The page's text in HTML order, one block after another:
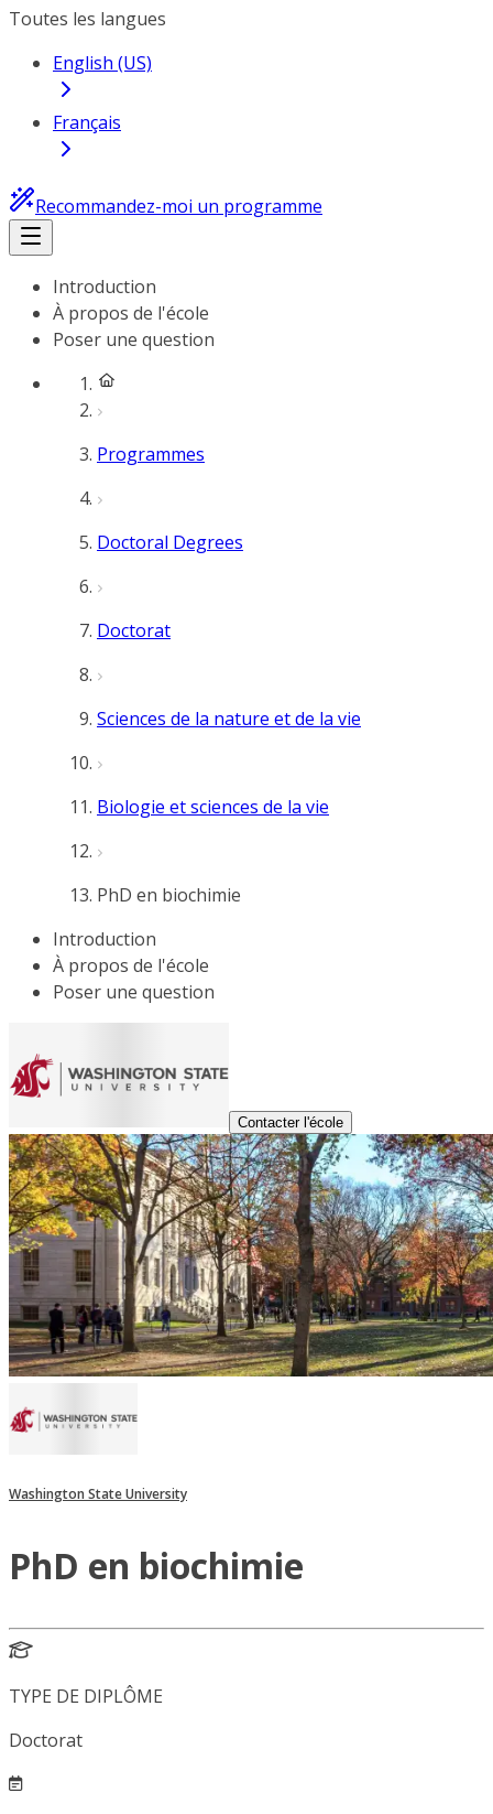
Toutes les langues
English (US)
Français
Recommandez-moi un programme
Introduction
À propos de l'école
Poser une question
Programmes
Doctoral Degrees
Doctorat
Sciences de la nature et de la vie
Biologie et sciences de la vie
PhD en biochimie
Introduction
À propos de l'école
Poser une question
Contacter l'école
Washington State University
PhD en biochimie
TYPE DE DIPLÔME
Doctorat